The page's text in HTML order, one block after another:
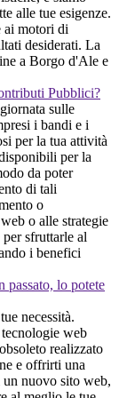
alle tue esigenze.
ai motori di
desiderati. La
a Borgo d'Ale e
Pubblici?
sulle
i bandi e i
per la tua attività
per la
da poter
di tali
o
o alle strategie
sfruttarle al
i benefici
passato, lo potete
necessità.
web
realizzato
e offrirti una
un nuovo sito web,